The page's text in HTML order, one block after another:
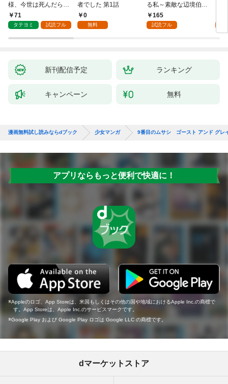
様、今世は死んだら許
しません
71
タテヨミ 試読フル
者でした 第1話
0
無料
る私～素敵な辺境伯令
息に腕を折られたの
で、責任とってもらい
165
試読フル
新刊配信予定 ランキング
キャンペーン 無料
漫画無料試し読みならdブック 少女マンガ 9番目のムサシ ゴースト アンド グレ
アプリならもっと便利で快適に！
Appleのロゴ、App Storeは、米国もしくはその他の国や地域におけるApple Inc.の商標で
す。App Storeは、Apple Inc.のサービスマークです。
Google Play および Google Play ロゴは Google LLC の商標です。
dマーケットストア